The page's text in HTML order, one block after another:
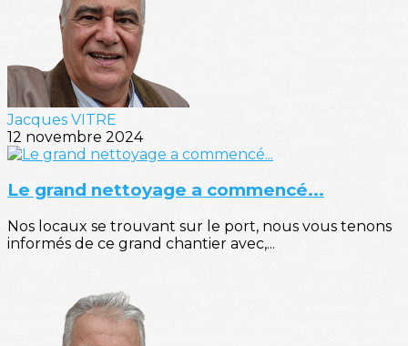
Jacques VITRE
12 novembre 2024
Le grand nettoyage a commencé...
Nos locaux se trouvant sur le port, nous vous tenons
informés de ce grand chantier avec,...